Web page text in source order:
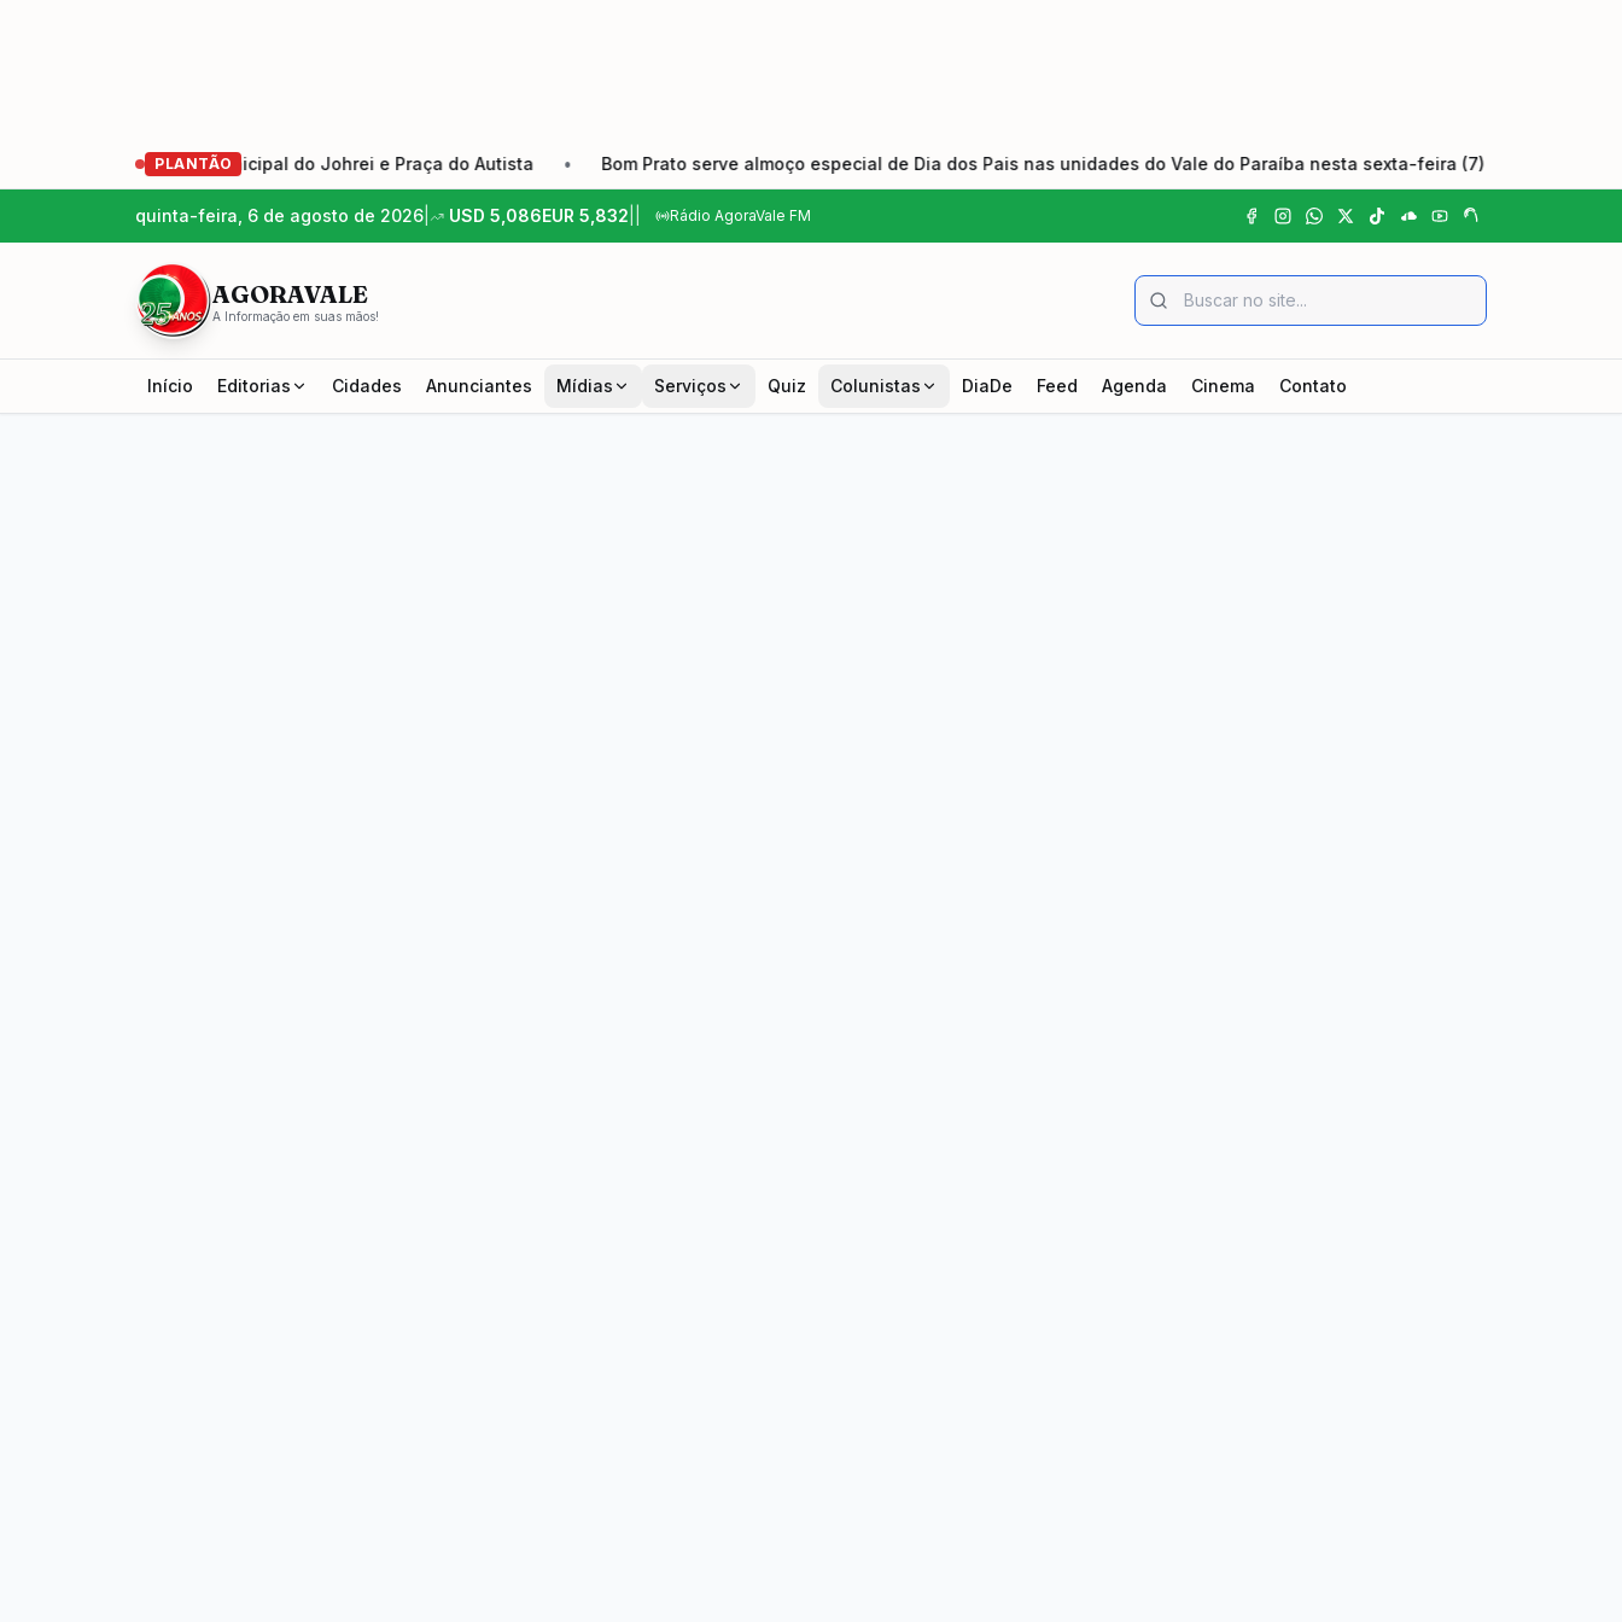
PLANTÃO
do Dia Municipal do Johrei e Praça do Autista • Bom Prato serve almoço especial de Dia dos Pais nas unidades do Vale do Paraíba nesta sexta-feira (7) • Câmara de
quinta-feira, 6 de agosto de 2026 USD 5,086EUR 5,832 Rádio AgoraVale FM
AGORAVALE
A Informação em suas mãos!
Início Editorias Cidades Anunciantes Mídias Serviços Quiz Colunistas DiaDe Feed Agenda Cinema Contato